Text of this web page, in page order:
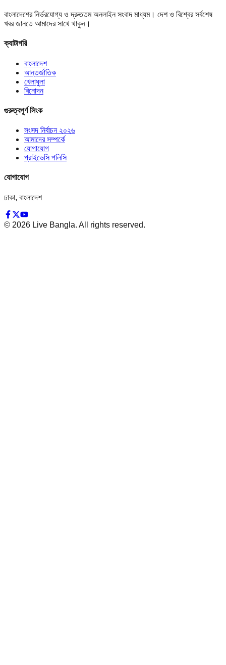
বাংলাদেশের নির্ভরযোগ্য ও দ্রুততম অনলাইন সংবাদ মাধ্যম। দেশ ও বিশ্বের সর্বশেষ
খবর জানতে আমাদের সাথে থাকুন।
ক্যাটাগরি
বাংলাদেশ
আন্তর্জাতিক
খেলাধুলা
বিনোদন
গুরুত্বপূর্ণ লিংক
সংসদ নির্বাচন ২০২৬
আমাদের সম্পর্কে
যোগাযোগ
প্রাইভেসি পলিসি
যোগাযোগ
ঢাকা, বাংলাদেশ
© 2026 Live Bangla. All rights reserved.